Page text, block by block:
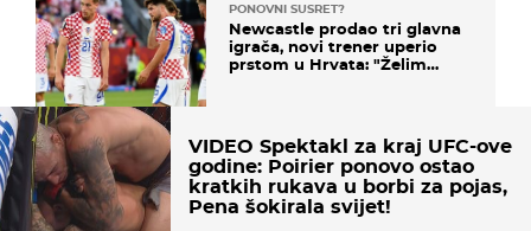
PONOVNI SUSRET?
Newcastle prodao tri glavna
igrača, novi trener uperio
prstom u Hrvata: "Želim
VIDEO Spektakl za kraj UFC-ove
godine: Poirier ponovo ostao
kratkih rukava u borbi za pojas,
Pena šokirala svijet!